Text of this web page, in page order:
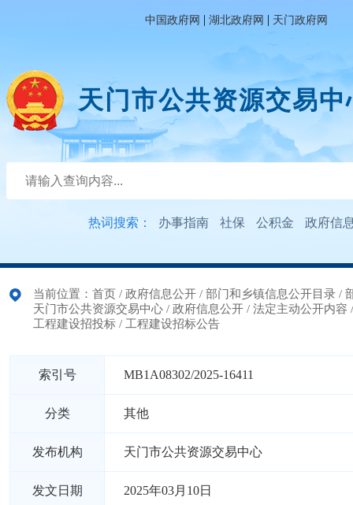
中国政府网 | 湖北政府网 | 天门政府网
天门市公共资源交易中
热词搜索： 办事指南 社保 公积金 政府信
当前位置： 首页 / 政府信息公开 / 部门和乡镇信息公开目录 /
天门市公共资源交易中心 / 政府信息公开 / 法定主动公开内容
工程建设招投标 / 工程建设招标公告
索引号 MB1A08302/2025-16411
分类 其他
发布机构 天门市公共资源交易中心
发文日期 2025年03月10日